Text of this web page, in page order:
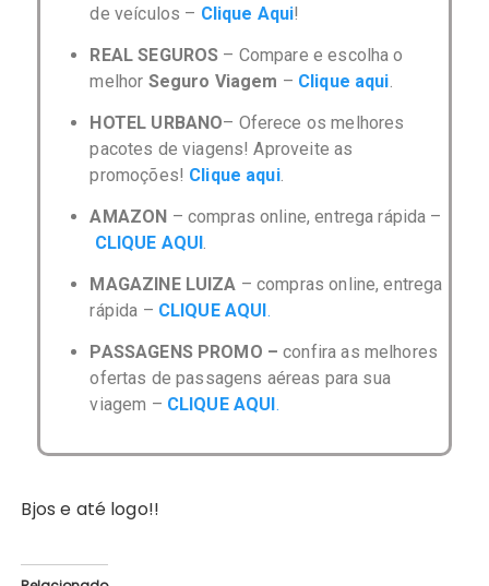
de veículos – Clique Aqui!
REAL SEGUROS – Compare e escolha o
melhor Seguro Viagem – Clique aqui.
HOTEL URBANO– Oferece os melhores
pacotes de viagens! Aproveite as
promoções! Clique aqui.
AMAZON – compras online, entrega rápida –
CLIQUE AQUI.
MAGAZINE LUIZA – compras online, entrega
rápida – CLIQUE AQUI.
PASSAGENS PROMO –confira as melhores
ofertas de passagens aéreas para sua
viagem – CLIQUE AQUI.
Bjos e até logo!!